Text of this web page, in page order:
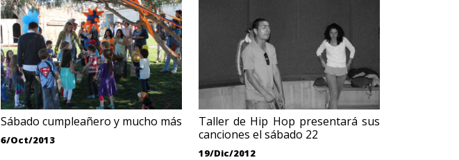
Sábado cumpleañero y mucho más
6/Oct/2013
Taller de Hip Hop presentará sus
canciones el sábado 22
19/Dic/2012